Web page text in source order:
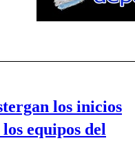
los inicios
equipos del